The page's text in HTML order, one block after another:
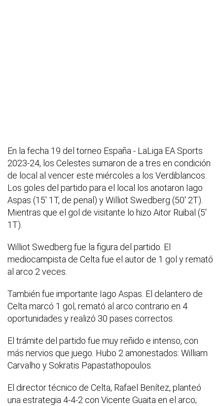
En la fecha 19 del torneo España - LaLiga EA Sports
2023-24, los Celestes sumaron de a tres en condición
de local al vencer este miércoles a los Verdiblancos.
Los goles del partido para el local los anotaron Iago
Aspas (15' 1T, de penal) y Williot Swedberg (50' 2T).
Mientras que el gol de visitante lo hizo Aitor Ruibal (5'
1T).
Williot Swedberg fue la figura del partido. El
mediocampista de Celta fue el autor de 1 gol y remató
al arco 2 veces.
También fue importante Iago Aspas. El delantero de
Celta marcó 1 gol, remató al arco contrario en 4
oportunidades y realizó 30 pases correctos.
El trámite del partido fue muy reñido e intenso, con
más nervios que juego. Hubo 2 amonestados: William
Carvalho y Sokratis Papastathopoulos.
El director técnico de Celta, Rafael Benítez, planteó
una estrategia 4-4-2 con Vicente Guaita en el arco;